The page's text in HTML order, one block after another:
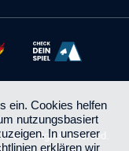
All rights reserved.
ein. Cookies helfen
nutzungsbasiert
In unserer
erklären wir